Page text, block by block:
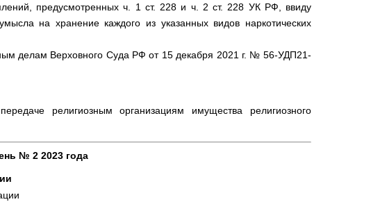
предусмотренных ч. 1 ст. 228 и ч. 2 ст. 228 УК РФ, ввиду
на хранение каждого из указанных видов наркотических
делам Верховного Суда РФ от 15 декабря 2021 г. № 56-УДП21-
религиозным организациям имущества религиозного
№ 2 2023 года